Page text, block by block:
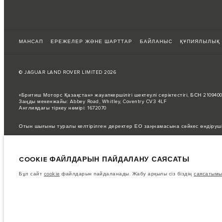
МАНСАП ЕРЕЖЕЛЕР ЖӘНЕ ШАРТТАР БАЙЛАНЫС ҚҰПИЯЛЫЛЫҚ
© JAGUAR LAND ROVER LIMITED 2026
«Бритиш Моторс Қазақстан» жауапкершілігі шектеулі серіктестігі, БСН
Заңды мекенжайы: Abbey Road, Whitley, Coventry CV3 4LF
Англиядағы тіркеу нөмірі: 1672070
Отын шығыны туралы келтірілген деректер ЕО заңнамасына сәйкес
Бұл өте динамикалық жағдай, осыған байланысты қазіргі уақытта веб-
Бұл веб-сайттағы ақпарат, техникалық сипаттамалар, қозғалтқыштар мен
COOKIE ФАЙЛДАРЫН ПАЙДАЛАНУ САЯСАТЫ
Бұл сайт cookie файлдарын пайдаланады. Жабу арқылы сіз біздің